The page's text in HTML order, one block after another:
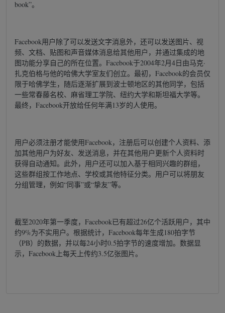
book”。
Facebook用户除了可以发送文字消息外，还可以发送图片、视
频、文档、贴图和声音媒体消息给其他用户，并通过集成的地
图功能分享自己的所在位置。Facebook于2004年2月4日由马克·
扎克伯格与他的哈佛大学室友们创立。最初，Facebook的会员仅
限于哈佛学生，随后逐渐扩展到波士顿地区的其他同学，包括
一些常春藤名校、麻省理工学院、纽约大学和斯坦福大学等。
最终，Facebook开放给任何年满13岁的人使用。
用户必须注册才能使用Facebook，注册后可以创建个人资料、添
加其他用户为好友、发送消息，并在其他用户更新个人资料时
获得自动通知。此外，用户还可以加入基于相同兴趣的群组，
这些群组按工作地点、学校或其他特征分类。用户可以将朋友
分组管理，例如“同事”或“挚友”等。
截至2020年第一季度，Facebook已有超过26亿个活跃用户，其中
约9%为不实用户。根据统计，Facebook每年生成180拍字节
（PB）的数据，并以每24小时0.5拍字节的速度增加。数据显
示，Facebook上每天上传约3.5亿张图片。